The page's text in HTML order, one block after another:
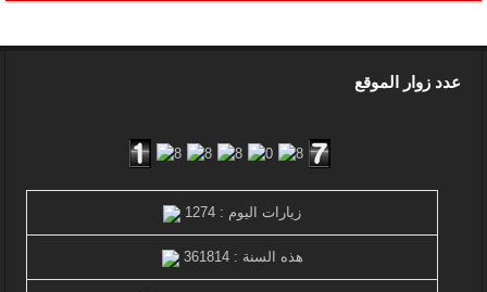
عدد زوار الموقع
زيارات اليوم : 1274
هذه السنة : 361814